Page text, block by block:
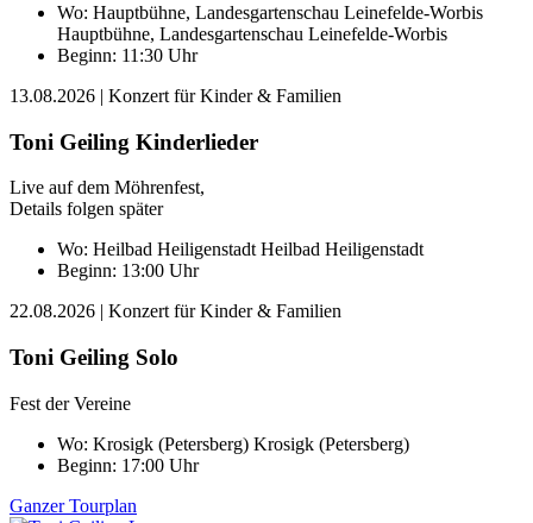
Wo: Hauptbühne, Landesgartenschau Leinefelde-Worbis
Hauptbühne, Landesgartenschau Leinefelde-Worbis
Beginn: 11:30 Uhr
13.08.2026 | Konzert für Kinder & Familien
Toni Geiling Kinderlieder
Live auf dem Möhrenfest,
Details folgen später
Wo: Heilbad Heiligenstadt Heilbad Heiligenstadt
Beginn: 13:00 Uhr
22.08.2026 | Konzert für Kinder & Familien
Toni Geiling Solo
Fest der Vereine
Wo: Krosigk (Petersberg) Krosigk (Petersberg)
Beginn: 17:00 Uhr
Ganzer Tourplan